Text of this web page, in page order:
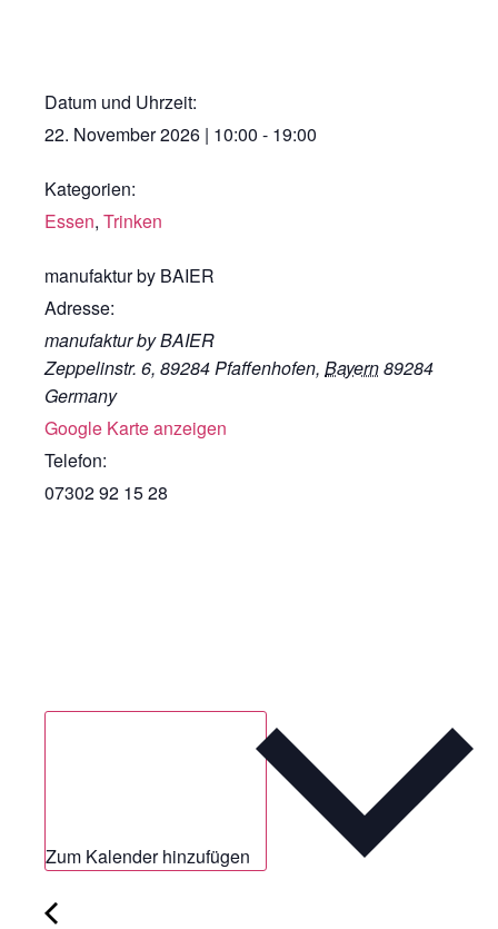
Datum und Uhrzeit:
22. November 2026 | 10:00 - 19:00
Kategorien:
Essen, Trinken
manufaktur by BAIER
Adresse:
manufaktur by BAIER
Zeppelinstr. 6, 89284 Pfaffenhofen, Bayern89284
Germany
Google Karte anzeigen
Telefon:
07302 92 15 28
Zum Kalender hinzufügen